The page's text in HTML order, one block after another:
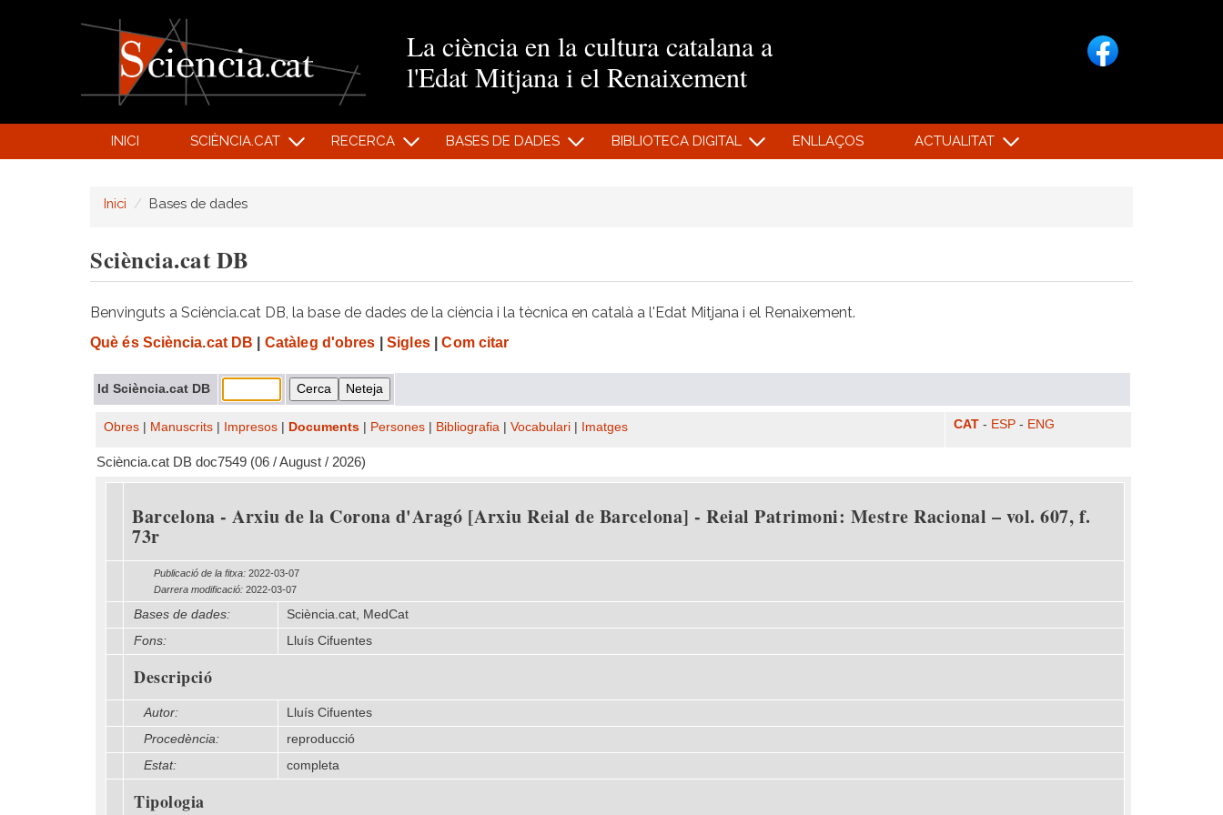
La ciència en la cultura catalana a
l'Edat Mitjana i el Renaixement
INICI SCIÈNCIA.CAT RECERCA BASES DE DADES BIBLIOTECA DIGITAL ENLLAÇOS ACTUALITAT
Inici Bases de dades
Sciència.cat DB
Benvinguts a Sciència.cat DB, la base de dades de la ciència i la tècnica en català a l'Edat Mitjana i el Renaixement.
Què és Sciència.cat DB Catàleg d'obres Sigles| Com citar
Id Sciència.cat DB
Obres Manuscrits Impresos Documents Persones Bibliografia Vocabulari Imatges CAT - ESP - ENG
Sciència.cat DB doc7549 (06 / August / 2026)
Barcelona - Arxiu de la Corona d'Aragó [Arxiu Reial de Barcelona] - Reial Patrimoni: Mestre Racional – vol. 607, f.
73r
Publicació de la fitxa: 2022-03-07
Darrera modificació: 2022-03-07
Bases de dades:
Sciència.cat, MedCat
Fons:
Lluís Cifuentes
Descripció
Autor:
Lluís Cifuentes
Procedència:
reproducció
Estat:
completa
Tipologia